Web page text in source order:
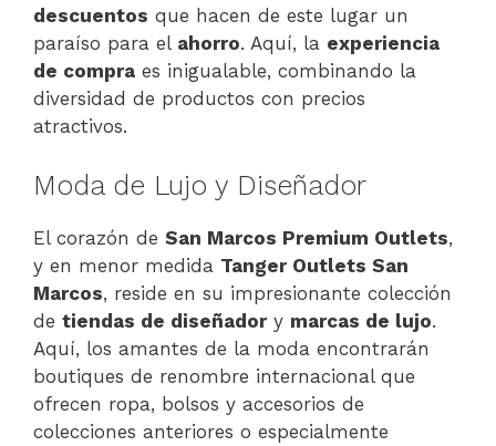
descuentos que hacen de este lugar un
paraíso para el ahorro. Aquí, la experiencia
de compra es inigualable, combinando la
diversidad de productos con precios
atractivos.
Moda de Lujo y Diseñador
El corazón de San Marcos Premium Outlets,
y en menor medida Tanger Outlets San
Marcos, reside en su impresionante colección
de tiendas de diseñadory marcas de lujo.
Aquí, los amantes de la moda encontrarán
boutiques de renombre internacional que
ofrecen ropa, bolsos y accesorios de
colecciones anteriores o especialmente